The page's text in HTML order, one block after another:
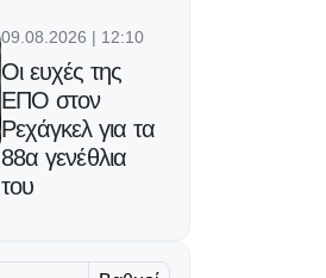
09.08.2026 | 12:10
Οι ευχές της
ΕΠΟ στον
Ρεχάγκελ για τα
88α γενέθλια
του